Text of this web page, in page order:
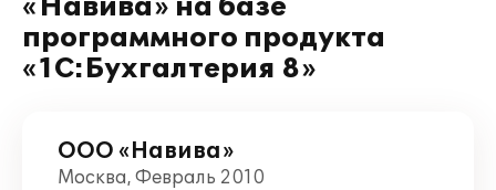
«Навива» на базе
программного продукта
«1С:Бухгалтерия 8»
ООО «Навива»
Москва, Февраль 2010